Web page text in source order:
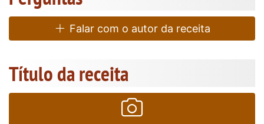
Falar com o autor da receita
Título da receita